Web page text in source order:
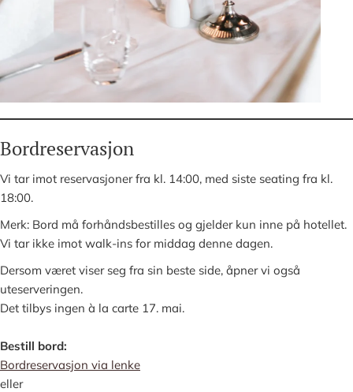
Bordreservasjon
Vi tar imot reservasjoner fra kl. 14:00, med siste seating fra kl.
18:00.
Merk: Bord må forhåndsbestilles og gjelder kun inne på hotellet.
Vi tar ikke imot walk-ins for middag denne dagen.
Dersom været viser seg fra sin beste side, åpner vi også
uteserveringen.
Det tilbys ingen à la carte 17. mai.
Bestill bord:
Bordreservasjon via lenke
eller